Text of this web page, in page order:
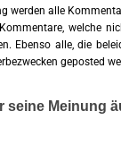
werden alle
welche
Ebenso alle, die
geposted
seine Meinung